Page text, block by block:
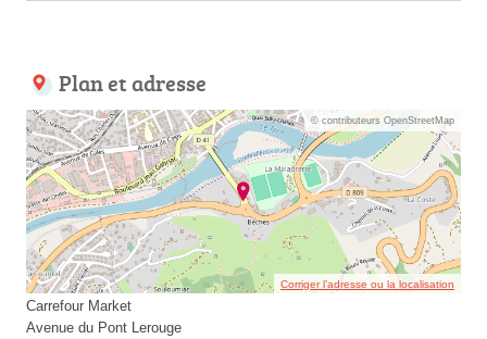
Plan et adresse
© contributeurs OpenStreetMap
Corriger l’adresse ou la localisation
Carrefour Market
Avenue du Pont Lerouge